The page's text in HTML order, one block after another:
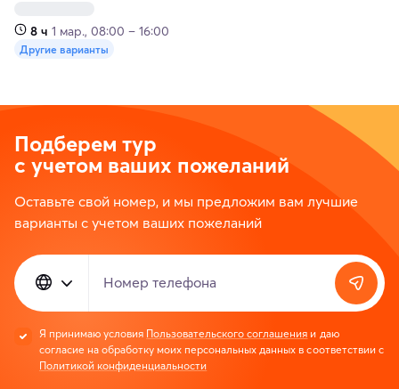
8 ч 1 мар., 08:00 – 16:00
Другие варианты
Подберем тур
с учетом ваших пожеланий
Оставьте свой номер, и мы предложим вам лучшие
варианты с учетом ваших пожеланий
Номер телефона
Я принимаю условия Пользовательского соглашения и даю
согласие на обработку моих персональных данных в соответствии с
Политикой конфиденциальности